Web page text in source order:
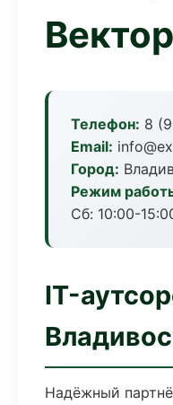
Вектор
Телефон: 8
Email:
Город:
Режим
Сб: 10:00-
IT-
Надёжный